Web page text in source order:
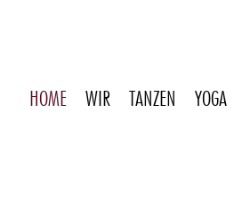
HOME WIR TANZEN YOGA